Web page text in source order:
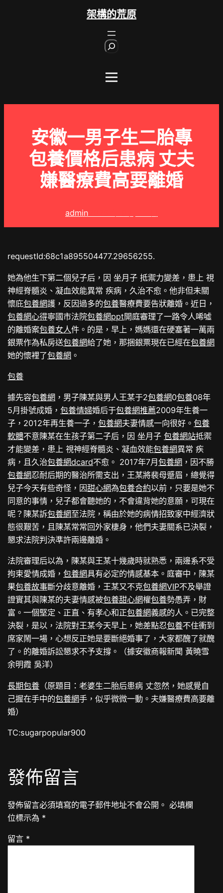
架構的荒原
安徽一男子生二胎專
包養價格后患病 丈夫
嫌醫療費高要離婚
admin
requestId:68c1a895504477.29656255.
她為他生下第二個兒子后，因 坐月子 抵禦力變差，患上 視
神經脊髓炎、凝血效能異常 疾病，久治不愈。他非但未關
懷庇包養網護，反因過多的包養醫療費要告狀離婚。近日，
包養網心得寧國市法院包養網ppt開庭審理了一路令人唏噓
的離婚案包養女人件。的是，早上，媽媽還在硬塞著一萬兩
銀票作為私房送包養網給了她，那捆銀票現在已經在包養網
她的懷裡了包養網 。
包養
據先容包養網 ，男子陳某與男人王某于2包養網0包養08年
5月掛號成婚，包養情婦婚后于包養網推薦2009年生養一
子，2012年再生養一子，包養網夫妻情感一向很好。包養
軟體不意陳某在生孩子第二子后，因 坐月子包養網站抵禦
才能變差，患上 視神經脊髓炎、凝血效能包養網異常 疾
病，且久治包養網dcard不愈。 2017年7月包養網 ，因不勝
包養網忍耐后期的醫治所需支出，王某將裴母蹙眉，總覺得
兒子今天有些奇怪，因甜心網為包養合約以前，只要是她不
同意的事情，兒子都會聽她的，不會違背她的意願，可現在
呢？陳某訴包養網至法院，稱由於她的病情招致家中經濟狀
態很艱苦，且陳某常常回外家棲身，他們夫妻關系已決裂，
懇求法院判決準許兩邊離婚。
法院審理后以為，陳某與王某十幾歲時就熟悉，兩邊系不受
拘束愛情成婚，包養網具有必定的情感基本。庭審中，陳某
果包養故事斷分歧意離婚，王某又不克包養網VIP不及舉證
證實其與陳某的夫妻情感被包養甜心網權包養勢愚弄，財
富。一個堅定、正直、有孝心和正包養網義感的人。已完整
決裂，是以，法院對王某今天早上，她差點忍包養不住衝到
席家鬧一場，心想反正她是要斷絕婚事了，大家都醜了就醜
了。的離婚訴訟懇求不予支撐。（據安徽商報新聞 黃曉雪
余明霞 吳洋）
長期包養 （原題目：老婆生二胎后患病 丈忽然，她感覺自
己握在手中的包養網手，似乎微微一動。夫嫌醫療費高要離
婚）
TC:sugarpopular900
發佈留言
發佈留言必須填寫的電子郵件地址不會公開。 必填欄
位標示為 *
留言 *